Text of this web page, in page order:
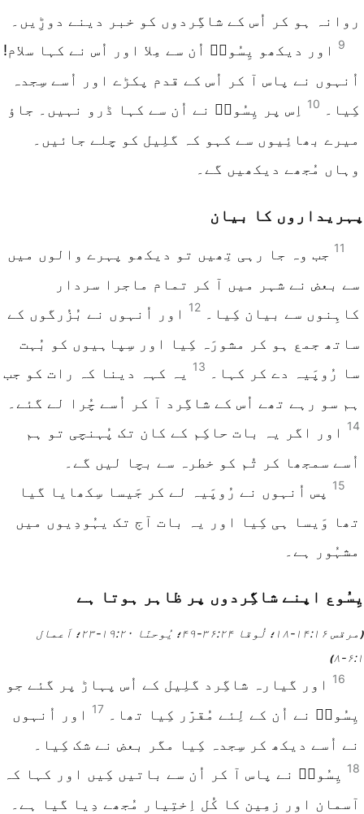
روانہ ہو کر اُس کے شاگِردوں کو خبر دینے دوڑِیں۔
9
اور دیکھو یِسُوعؔ اُن سے مِلا اور اُس نے کہا سلام!
اُنہوں نے پاس آ کر اُس کے قدم پکڑے اور اُسے سِجدہ
کِیا۔
10
اِس پر یِسُوعؔ نے اُن سے کہا ڈرو نہیں۔ جاؤ
میرے بھائِیوں سے کہو کہ گلِیل کو چلے جائیں۔
وہاں مُجھے دیکھیں گے۔
پہریداروں کا بیان
11 جب وہ جا رہی تِھیں تو دیکھو پہرے والوں میں
سے بعض نے شہر میں آ کر تمام ماجرا سردار
کاہِنوں سے بیان کِیا۔
12
اور اُنہوں نے بُزُرگوں کے
ساتھ جمع ہو کر مشورَہ کِیا اور سِپاہیوں کو بُہت
سا رُوپَیہ دے کر کہا۔
13
یہ کہہ دینا کہ رات کو جب
ہم سو رہے تھے اُس کے شاگِرد آ کر اُسے چُرا لے گئے۔
14
اور اگر یہ بات حاکِم کے کان تک پُہنچی تو ہم
اُسے سمجھا کر تُم کو خطرہ سے بچا لیں گے۔
15
پس اُنہوں نے رُوپَیہ لے کر جَیسا سِکھایا گیا
تھا وَیسا ہی کِیا اور یہ بات آج تک یہُودِیوں میں
مشہُور ہے۔
یِسُوع اپنے شاگِردوں پر ظاہر ہوتا ہے
( مرقس ۱۶‏:۱۴‏-۱۸ ؛ لُوقا ۲۴‏:۳۶‏-۴۹ ؛ یُوحنّا ۲۰‏:۱۹‏-۲۳ ؛ اَعمال
۱‏:۶‏-۸
)
16
اور گیارہ شاگِرد گلِیل کے اُس پہاڑ پر گئے جو
یِسُوعؔ نے اُن کے لِئے مُقرّر کِیا تھا۔ 17
اور اُنہوں
نے اُسے دیکھ کر سِجدہ کِیا مگر بعض نے شک کِیا۔
18
یِسُوعؔ نے پاس آ کر اُن سے باتیں کِیں اور کہا کہ
آسمان اور زمِین کا کُل اِختِیار مُجھے دِیا گیا ہے۔